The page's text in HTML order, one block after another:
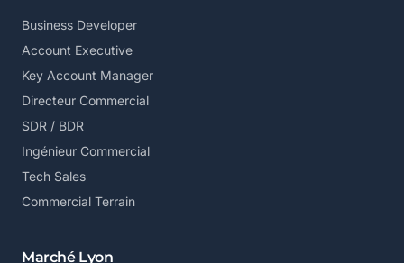
Business Developer
Account Executive
Key Account Manager
Directeur Commercial
SDR / BDR
Ingénieur Commercial
Tech Sales
Commercial Terrain
Marché Lyon